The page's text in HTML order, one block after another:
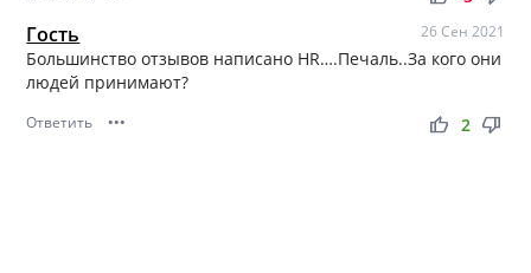
Гость 26 Сен 2021
Большинство отзывов написано HR….Печаль..За кого они
людей принимают?
Ответить ••• thumb_up thumb_down
2